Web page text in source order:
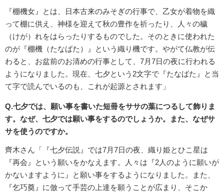
『棚機女』とは、日本古来のみそぎの行事で、乙女が着物を織
って棚に供え、神様を迎えて秋の豊作を祈ったり、人々の穢
（けが）れをはらったりするものでした。そのときに使われた
のが『棚機（たなばた）』という織り機です。やがて仏教が伝
わると、お盆前のお清めの行事として、7月7日の夜に行われる
ようになりました。現在、七夕という2文字で『たなばた』と当
て字で読んでいるのも、これが起源とされます」
Q.七夕では、願い事を書いた短冊をササの葉につるして飾りま
す。なぜ、七夕では願い事をするのでしょうか。また、なぜサ
サを使うのですか。
齊木さん「『七夕伝説』では7月7日の夜、織り姫とひこ星は
『再会』という願いをかなえます。人々は『2人のように願いが
かないますように』と願い事をするようになりました。また、
『乞巧奠』に倣って手芸の上達を願うことが広まり、そこか